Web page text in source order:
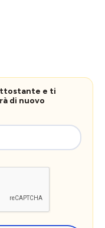
e ti
di nuovo